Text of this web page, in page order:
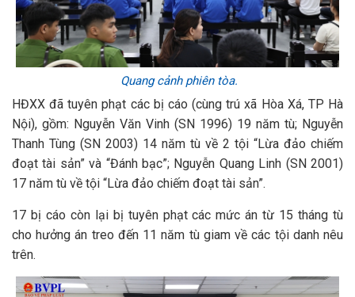
Quang cảnh phiên tòa.
HĐXX đã tuyên phạt các bị cáo (cùng trú xã Hòa Xá, TP Hà
Nội), gồm: Nguyễn Văn Vinh (SN 1996) 19 năm tù; Nguyễn
Thanh Tùng (SN 2003) 14 năm tù về 2 tội “Lừa đảo chiếm
đoạt tài sản” và “Đánh bạc”; Nguyễn Quang Linh (SN 2001)
17 năm tù về tội “Lừa đảo chiếm đoạt tài sản”.
17 bị cáo còn lại bị tuyên phạt các mức án từ 15 tháng tù
cho hưởng án treo đến 11 năm tù giam về các tội danh nêu
trên.